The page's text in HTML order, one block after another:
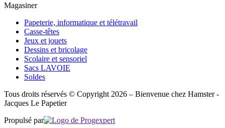
Magasiner
Papeterie, informatique et télétravail
Casse-têtes
Jeux et jouets
Dessins et bricolage
Scolaire et sensoriel
Sacs LAVOIE
Soldes
Tous droits réservés © Copyright 2026 – Bienvenue chez Hamster -
Jacques Le Papetier
Propulsé par